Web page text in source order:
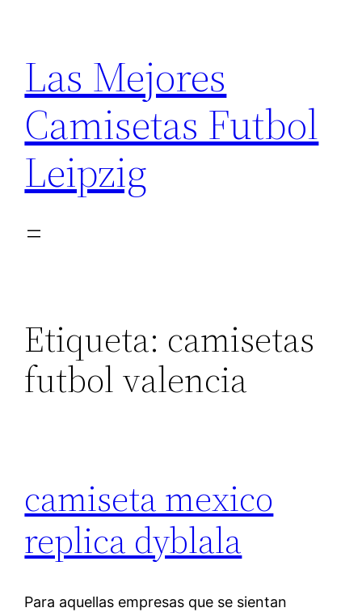
contenido
Las Mejores
Camisetas Futbol
Leipzig
Etiqueta: camisetas
futbol valencia
camiseta mexico
replica dyblala
Para aquellas empresas que se sientan